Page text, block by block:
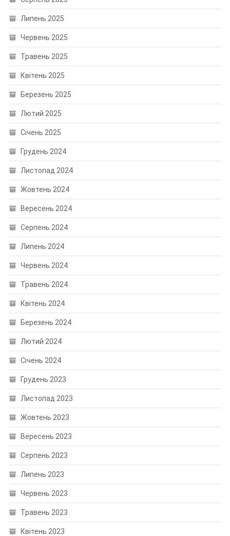
Липень 2025
Червень 2025
Травень 2025
Квітень 2025
Березень 2025
Лютий 2025
Січень 2025
Грудень 2024
Листопад 2024
Жовтень 2024
Вересень 2024
Серпень 2024
Липень 2024
Червень 2024
Травень 2024
Квітень 2024
Березень 2024
Лютий 2024
Січень 2024
Грудень 2023
Листопад 2023
Жовтень 2023
Вересень 2023
Серпень 2023
Липень 2023
Червень 2023
Травень 2023
Квітень 2023